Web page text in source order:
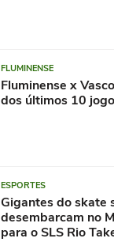
FLUMINENSE
Fluminense x
dos últimos 10
ESPORTES
Gigantes do skate
desembarcam no
para o SLS Rio